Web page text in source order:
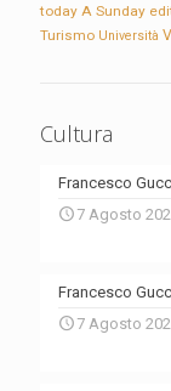
today A Sunday
Turismo Università
Cultura
Francesco
7 Agosto
Francesco
7 Agosto